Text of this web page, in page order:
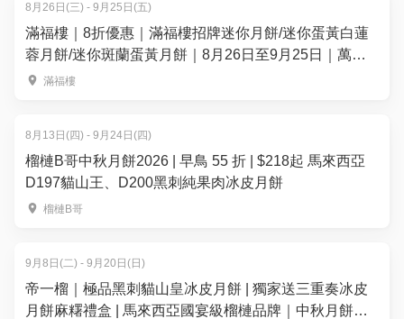
8月26日(三) - 9月25日(五)
滿福樓｜8折優惠｜滿福樓招牌迷你月餅/迷你蛋黃白蓮
蓉月餅/迷你斑蘭蛋黃月餅｜8月26日至9月25日｜萬麗
海景酒店滿福樓
滿福樓
8月13日(四) - 9月24日(四)
榴槤B哥中秋月餅2026 | 早鳥 55 折 | $218起 馬來西亞
D197貓山王、D200黑刺純果肉冰皮月餅
榴槤B哥
9月8日(二) - 9月20日(日)
帝一榴｜極品黑刺貓山皇冰皮月餅 | 獨家送三重奏冰皮
月餅麻糬禮盒 | 馬來西亞國宴級榴槤品牌｜中秋月餅